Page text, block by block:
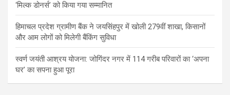
‘मिल्क डोनर्स’ को किया गया सम्मानित
हिमाचल प्रदेश ग्रामीण बैंक ने जयसिंहपुर में खोली 279वीं शाखा, किसानों
और आम लोगों को मिलेगी बैंकिंग सुविधा
स्वर्ण जयंती आश्रय योजना: जोगिंदर नगर में 114 गरीब परिवारों का ‘अपना
घर’ का सपना हुआ पूरा